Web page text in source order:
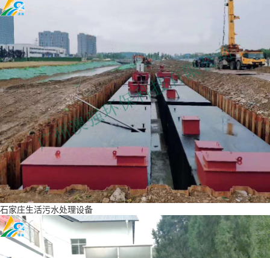
石家庄生活污水处理设备